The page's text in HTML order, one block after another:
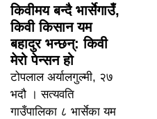
किवीमय बन्दै भार्सेगाउँ,
किवी किसान यम
बहादुर भन्छन्: किवी
मेरो पेन्सन हो
टोपलाल अर्यालगुल्मी, २७
भदौ । सत्यवति
गाउँपालिका ८ भार्सेका यम